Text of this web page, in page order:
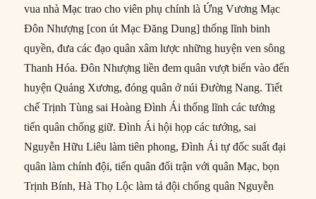
vua nhà Mạc trao cho viên phụ chính là Ứng Vương Mạc
Đôn Nhượng [con út Mạc Đăng Dung] thống lĩnh binh
quyền, đưa các đạo quân xâm lược những huyện ven sông
Thanh Hóa. Đôn Nhượng liền đem quân vượt biển vào đến
huyện Quảng Xương, đóng quân ở núi Đường Nang. Tiết
chế Trịnh Tùng sai Hoàng Đình Ái thống lĩnh các tướng
tiến quân chống giữ. Đình Ái hội họp các tướng, sai
Nguyễn Hữu Liêu làm tiên phong, Đình Ái tự đốc suất đại
quân làm chính đội, tiến quân đối trận với quân Mạc, bọn
Trịnh Bính, Hà Thọ Lộc làm tả đội chống quân Nguyễn